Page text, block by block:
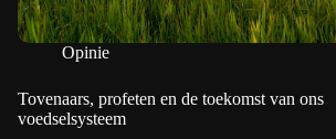
Opinie
Tovenaars, profeten en de toekomst van ons
voedselsysteem